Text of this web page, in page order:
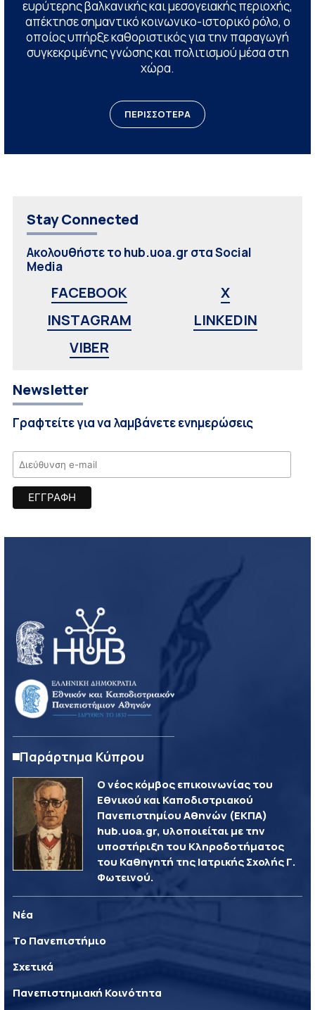
ευρύτερης βαλκανικής και μεσογειακής περιοχής,
απέκτησε σημαντικό κοινωνικο-ιστορικό ρόλο, ο
οποίος υπήρξε καθοριστικός για την παραγωγή
συγκεκριμένης γνώσης και πολιτισμού μέσα στη
χώρα.
ΠΕΡΙΣΣΟΤΕΡΑ
Stay Connected
Ακολουθήστε το hub.uoa.gr στα Social
Media
FACEBOOK
X
INSTAGRAM
LINKEDIN
VIBER
Newsletter
Γραφτείτε για να λαμβάνετε ενημερώσεις
Παράρτημα Κύπρου
Ο νέος κόμβος επικοινωνίας του
Εθνικού και Καποδιστριακού
Πανεπιστημίου Αθηνών (ΕΚΠΑ)
hub.uoa.gr, υλοποιείται με την
υποστήριξη του Κληροδοτήματος
του Καθηγητή της Ιατρικής Σχολής Γ.
Φωτεινού.
Νέα
Το Πανεπιστήμιο
Σχετικά
Πανεπιστημιακή Κοινότητα